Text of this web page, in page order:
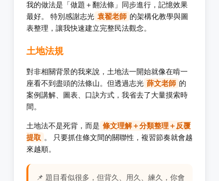
我的做法是「做題＋翻法條」同步進行，記憶效果
最好。 特別感謝志光 袁翟老師 的架構化教學與圖
表整理，讓我快速建立完整民法觀念。
土地法規
對非相關背景的我來說，土地法一開始就像在啃一
座看不到盡頭的法條山。但透過志光 薛文老師 的
案例講解、圖表、口訣方式，我省去了大量摸索時
間。
土地法不是死背，而是 條文理解＋分類整理＋反覆
提取 。 只要抓住條文間的關聯性，複習節奏就會越
來越順。
📌 題目看似很多，但背久、用久、練久，你會